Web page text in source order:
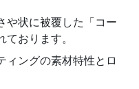
や状に被覆した「コー
おります。
ィングの素材特性とロ